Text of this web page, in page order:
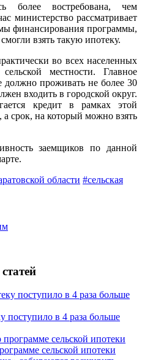
более востребована, чем
министерство рассматривает
финансирования программы,
взять такую ипотеку.
во всех населенных
местности. Главное
должно проживать не более 30
входить в городской округ.
кредит в рамках этой
срок, на который можно взять
заемщиков по данной
области #сельская
поступило в 4 раза больше
сельской ипотеки